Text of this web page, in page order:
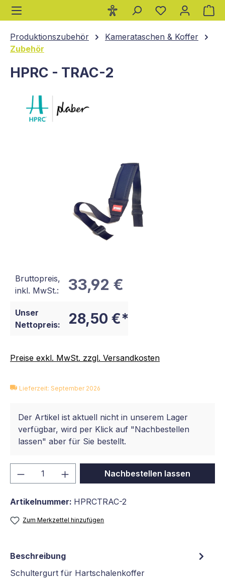
springen
Produktionszubehör
Kamerataschen & Koffer
Zubehör
HPRC - TRAC-2
Bruttopreis,
inkl. MwSt.:
33,92 €
Unser
Nettopreis:
28,50 €*
Preise exkl. MwSt. zzgl. Versandkosten
Lieferzeit: September 2026
Der Artikel ist aktuell nicht in unserem Lager
verfügbar, wird per Klick auf "Nachbestellen
lassen" aber für Sie bestellt.
Produkt Anzahl: Gib denNachbestellen lassen
Artikelnummer: HPRCTRAC-2
Zum Merkzettel hinzufügen
Beschreibung
Schultergurt für Hartschalenkoffer